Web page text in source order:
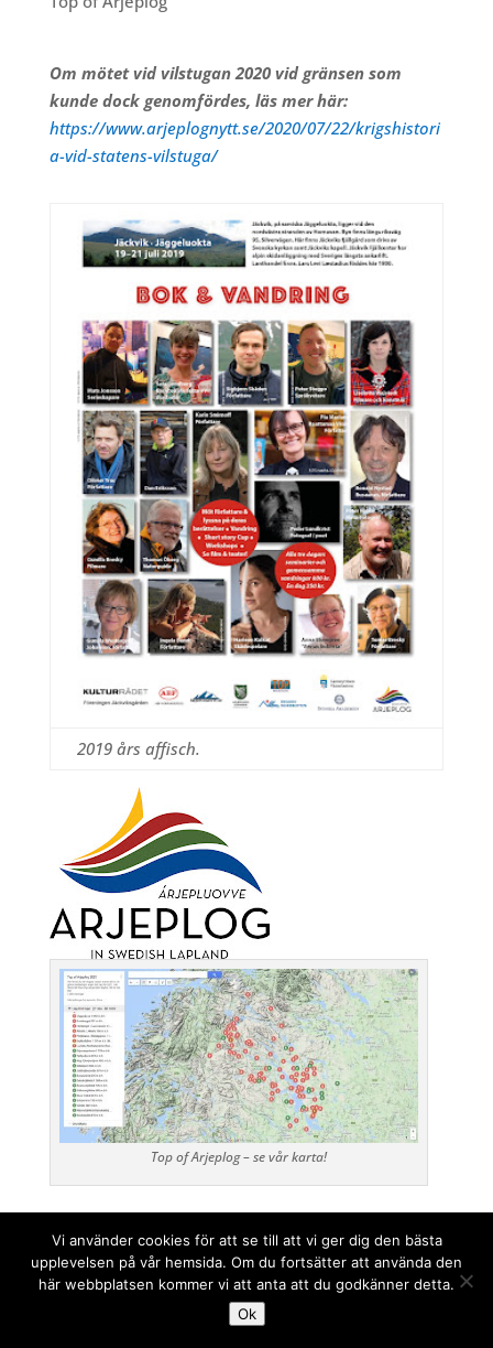
Om mötet vid vilstugan 2020 vid gränsen som
kunde dock genomfördes, läs mer här:
https://www.arjeplognytt.se/2020/07/22/krigshistori
a-vid-statens-vilstuga/
2019 års affisch.
Top of Arjeplog – se vår karta!
Vi använder cookies för att se till att vi ger dig den bästa
upplevelsen på vår hemsida. Om du fortsätter att använda den
här webbplatsen kommer vi att anta att du godkänner detta.
Ok